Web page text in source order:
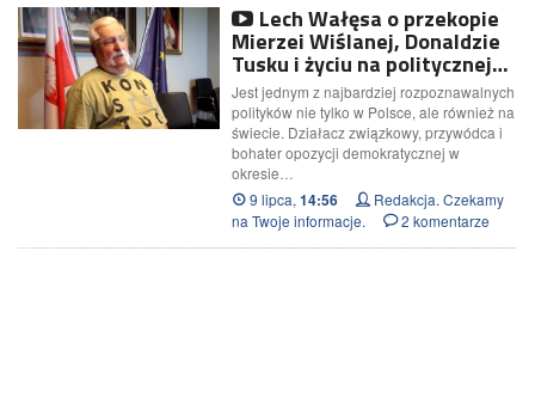
Lech Wałęsa o przekopie
Mierzei Wiślanej, Donaldzie
Tusku i życiu na politycznej…
Jest jednym z najbardziej rozpoznawalnych
polityków nie tylko w Polsce, ale również na
świecie. Działacz związkowy, przywódca i
bohater opozycji demokratycznej w
okresie…
9 lipca, 14:56
Redakcja. Czekamy
na Twoje informacje.
2 komentarze